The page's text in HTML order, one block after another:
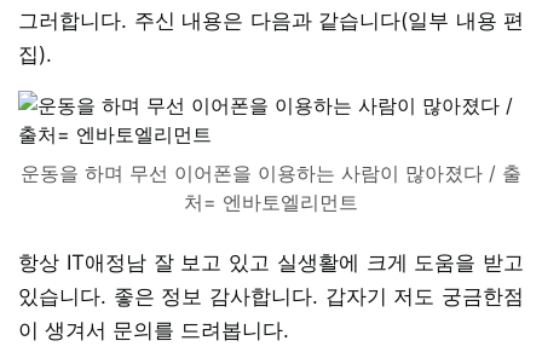
그러합니다. 주신 내용은 다음과 같습니다(일부 내용 편
집).
운동을 하며 무선 이어폰을 이용하는 사람이 많아졌다 / 출
처= 엔바토엘리먼트
항상 IT애정남 잘 보고 있고 실생활에 크게 도움을 받고
있습니다. 좋은 정보 감사합니다. 갑자기 저도 궁금한점
이 생겨서 문의를 드려봅니다.